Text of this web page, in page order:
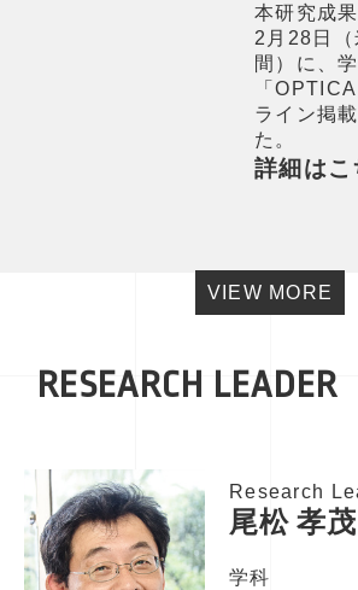
本研究成
2月28日
間）に、
「
ライン掲
た。
詳細はこ
VIEW MORE
RESEARCH LEADER
Research
尾松 孝茂
学科